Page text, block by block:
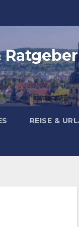
Ratgeber
REISE &